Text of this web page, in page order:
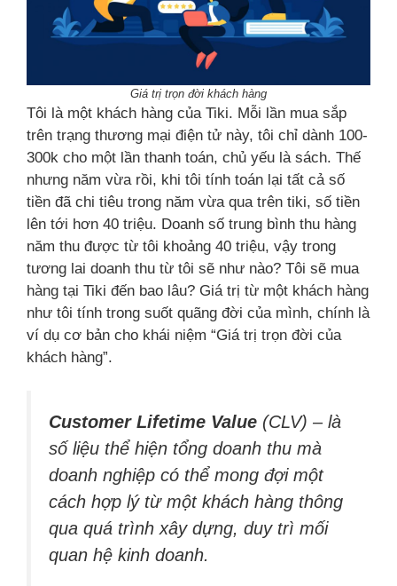
Giá trị trọn đời khách hàng
Tôi là một khách hàng của Tiki. Mỗi lần mua sắp
trên trạng thương mại điện tử này, tôi chỉ dành 100-
300k cho một lần thanh toán, chủ yếu là sách. Thế
nhưng năm vừa rồi, khi tôi tính toán lại tất cả số
tiền đã chi tiêu trong năm vừa qua trên tiki, số tiền
lên tới hơn 40 triệu. Doanh số trung bình thu hàng
năm thu được từ tôi khoảng 40 triệu, vậy trong
tương lai doanh thu từ tôi sẽ như nào? Tôi sẽ mua
hàng tại Tiki đến bao lâu? Giá trị từ một khách hàng
như tôi tính trong suốt quãng đời của mình, chính là
ví dụ cơ bản cho khái niệm “Giá trị trọn đời của
khách hàng”.
Customer Lifetime Value (CLV) – là
số liệu thể hiện tổng doanh thu mà
doanh nghiệp có thể mong đợi một
cách hợp lý từ một khách hàng thông
qua quá trình xây dựng, duy trì mối
quan hệ kinh doanh.